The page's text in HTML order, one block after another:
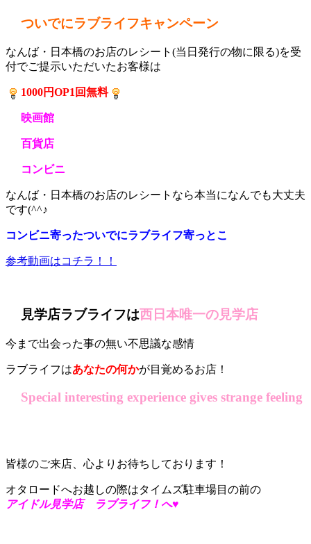
ついでにラブライフキャンペーン
なんば・日本橋のお店のレシート(当日発行の物に限る)を受
付でご提示いただいたお客様は
1000円OP1回無料
映画館
百貨店
コンビニ
なんば・日本橋のお店のレシートなら本当になんでも大丈夫
です(^^♪
コンビニ寄ったついでにラブライフ寄っとこ
参考動画はコチラ！！
見学店ラブライフは西日本唯一の見学店
今まで出会った事の無い不思議な感情
ラブライフはあなたの何かが目覚めるお店！
Special interesting experience gives strange feeling
皆様のご来店、心よりお待ちしております！
オタロードへお越しの際はタイムズ駐車場目の前の
アイドル見学店 ラブライフ！へ♥